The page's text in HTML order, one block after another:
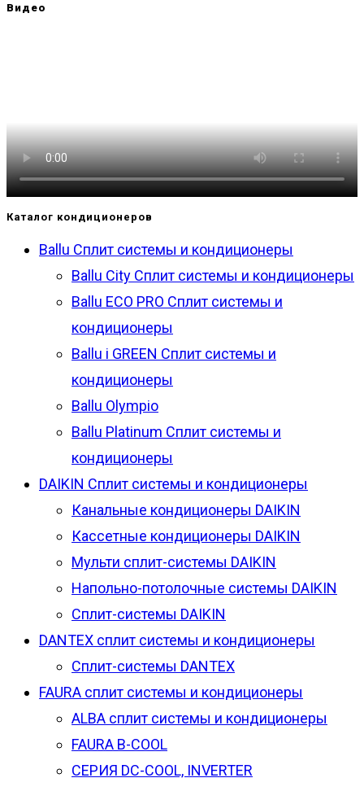
Видео
Каталог кондиционеров
Ballu Сплит системы и кондиционеры
Ballu City Сплит системы и кондиционеры
Ballu ECO PRO Сплит системы и
кондиционеры
Ballu i GREEN Сплит системы и
кондиционеры
Ballu Olympio
Ballu Platinum Сплит системы и
кондиционеры
DAIKIN Сплит системы и кондиционеры
Канальные кондиционеры DAIKIN
Кассетные кондиционеры DAIKIN
Мульти сплит-системы DAIKIN
Напольно-потолочные системы DAIKIN
Сплит-системы DAIKIN
DANTEX сплит системы и кондиционеры
Сплит-системы DANTEX
FAURA сплит системы и кондиционеры
ALBA сплит системы и кондиционеры
FAURA B-COOL
СЕРИЯ DC-COOL, INVERTER